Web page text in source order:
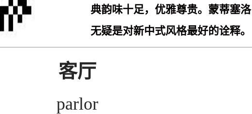
典韵味十足，优雅尊贵。蒙蒂塞洛
无疑是对新中式风格最好的诠释。
客厅
parlor